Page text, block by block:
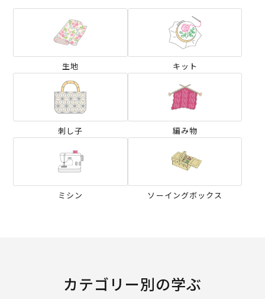
生地 キット
刺し子 編み物
ミシン ソーイングボックス
カテゴリー別の学ぶ